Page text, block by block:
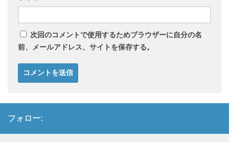
次回のコメントで使用するためブラウザーに自分の名
前、メールアドレス、サイトを保存する。
フォロー: